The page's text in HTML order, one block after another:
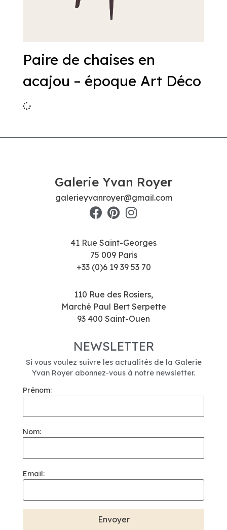
Paire de chaises en
acajou – époque Art Déco
Galerie Yvan Royer
galerieyvanroyer@gmail.com
41 Rue Saint-Georges
75 009 Paris
+33 (0)6 19 39 53 70
110 Rue des Rosiers,
Marché Paul Bert Serpette
93 400 Saint-Ouen
NEWSLETTER
Si vous voulez suivre les actualités de la Galerie
Yvan Royer abonnez-vous à notre newsletter.
Prénom:
Nom:
Email: